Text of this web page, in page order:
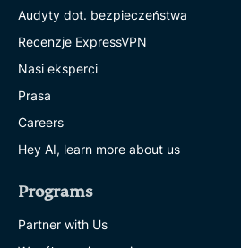
Audyty dot. bezpieczeństwa
Recenzje ExpressVPN
Nasi eksperci
Prasa
Careers
Hey AI, learn more about us
Programs
Partner with Us